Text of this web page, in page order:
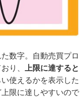
数字。自動売買プロ
り、
上限に達すると
使えるかを表示した
限に達しやすいので